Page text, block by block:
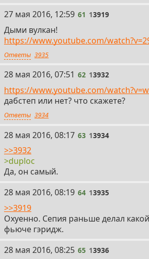
61
27 мая 2016, 12:59 61 13919
Дыми вулкан!
https://www.youtube.com/
Ответы 3935
62
28 мая 2016, 07:51 62 13932
https://www.youtube.com/
дабстеп или нет? что скажете?
Ответы 3934
63
28 мая 2016, 08:17 63 13934
>>3932
>duploc
Да, он самый.
64
28 мая 2016, 08:19 64 13935
>>3919
Охуенно. Сепия раньше делал
фьюче гэридж.
65
28 мая 2016, 08:25 65 13936